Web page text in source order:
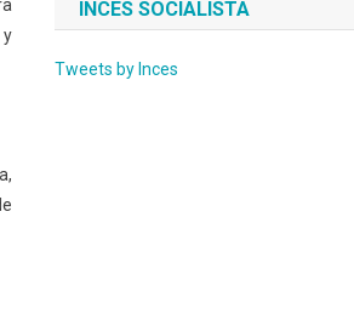
y
INCES SOCIALISTA
Tweets by Inces